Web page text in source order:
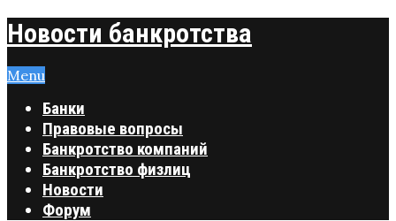
Новости банкротства
Menu
Банки
Правовые вопросы
Банкротство компаний
Банкротство физлиц
Новости
Форум